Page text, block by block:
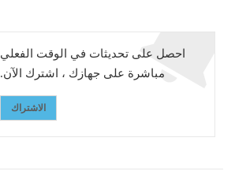
احصل على تحديثات في الوقت الفعلي
مباشرة على جهازك ، اشترك الآن.
الاشتراك